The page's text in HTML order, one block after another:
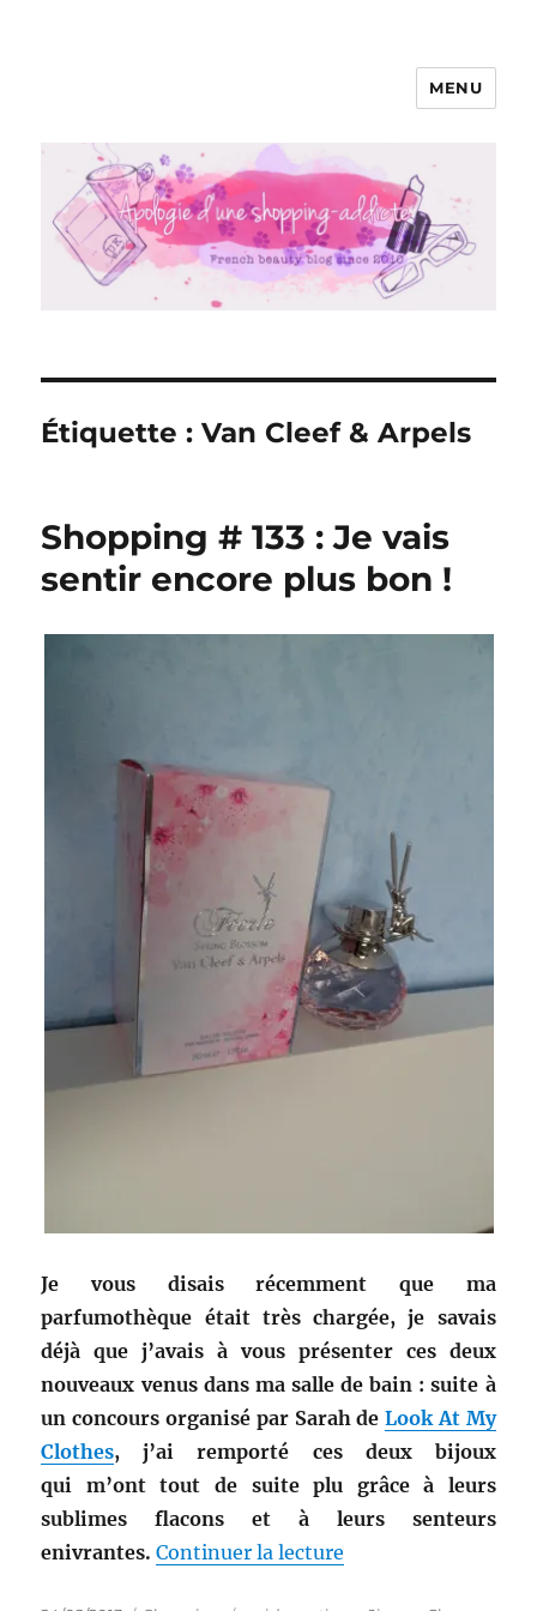
Apologie d'une Shopping-addicte
MENU
Étiquette :Van Cleef & Arpels
Shopping # 133 : Je vais
sentir encore plus bon !
Je vous disais récemment que ma
parfumothèque était très chargée, je savais
déjà que j’avais à vous présenter ces deux
nouveaux venus dans ma salle de bain : suite à
un concours organisé par Sarah deLook At My
Clothes, j’ai remporté ces deux bijoux
qui m’ont tout de suite plu grâce à leurs
sublimes flacons et à leurs senteurs
enivrantes. Continuer la lecture